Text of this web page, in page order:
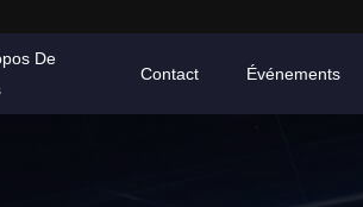
De
Contact Événements